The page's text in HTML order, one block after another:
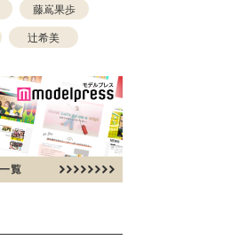
藤嶌果歩
辻希美